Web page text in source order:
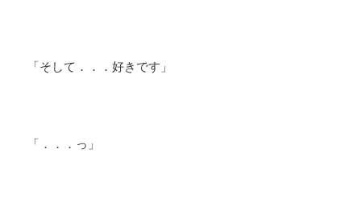
「そして．．．好きです」
「．．．っ」